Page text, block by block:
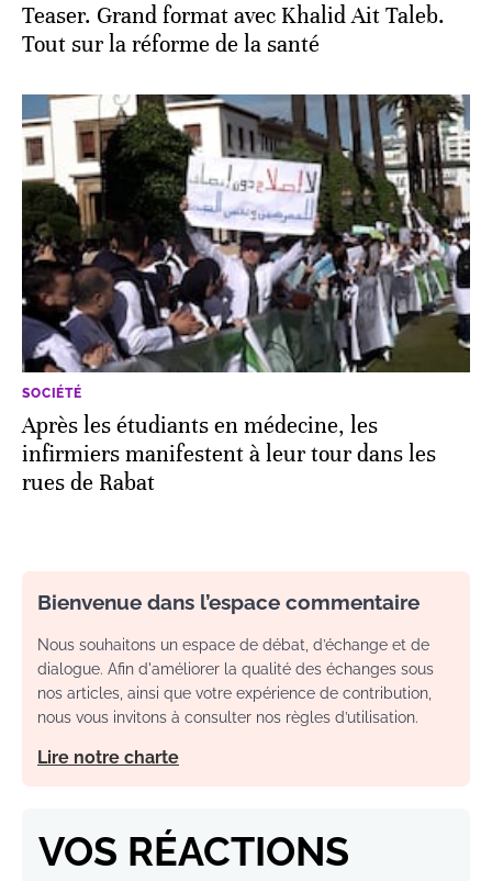
Teaser. Grand format avec Khalid Ait Taleb.
Tout sur la réforme de la santé
SOCIÉTÉ
Après les étudiants en médecine, les
infirmiers manifestent à leur tour dans les
rues de Rabat
Bienvenue dans l’espace commentaire
Nous souhaitons un espace de débat, d’échange et de
dialogue. Afin d'améliorer la qualité des échanges sous
nos articles, ainsi que votre expérience de contribution,
nous vous invitons à consulter nos règles d’utilisation.
Lire notre charte
VOS RÉACTIONS